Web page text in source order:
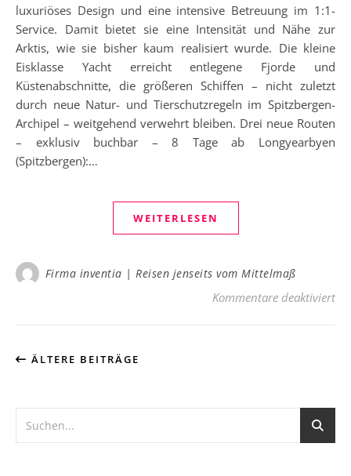
luxuriöses Design und eine intensive Betreuung im 1:1-
Service. Damit bietet sie eine Intensität und Nähe zur
Arktis, wie sie bisher kaum realisiert wurde. Die kleine
Eisklasse Yacht erreicht entlegene Fjorde und
Küstenabschnitte, die größeren Schiffen – nicht zuletzt
durch neue Natur- und Tierschutzregeln im Spitzbergen-
Archipel – weitgehend verwehrt bleiben. Drei neue Routen
– exklusiv buchbar – 8 Tage ab Longyearbyen
(Spitzbergen):…
WEITERLESEN
Firma inventia | Reisen jenseits vom Mittelmaß
Kommentare deaktiviertfür
ÄLTERE BEITRÄGE